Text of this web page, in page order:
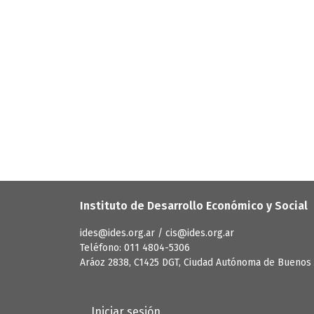
Instituto de Desarrollo Económico y Social
ides@ides.org.ar / cis@ides.org.ar
Teléfono: 011 4804-5306
Aráoz 2838, C1425 DGT, Ciudad Autónoma de Buenos